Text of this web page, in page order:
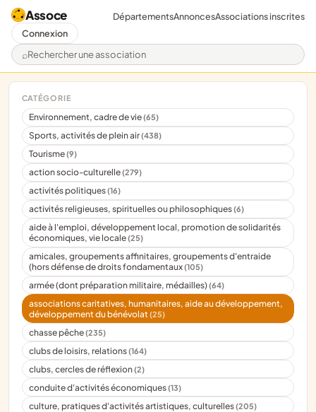
Assoce
Rechercher une association
DépartementsAnnoncesAssociations inscrites
Connexion
CATÉGORIE
Environnement, cadre de vie(65)
Sports, activités de plein air(438)
Tourisme(9)
action socio-culturelle(279)
activités politiques(16)
activités religieuses, spirituelles ou philosophiques(6)
aide à l'emploi, développement local, promotion de solidarités
économiques, vie locale(25)
amicales, groupements affinitaires, groupements d'entraide
(hors défense de droits fondamentaux(105)
armée (dont préparation militaire, médailles)(64)
associations caritatives, humanitaires, aide au développement,
développement du bénévolat(25)
chasse pêche(235)
clubs de loisirs, relations(164)
clubs, cercles de réflexion(2)
conduite d'activités économiques(13)
culture, pratiques d'activités artistiques, culturelles(205)